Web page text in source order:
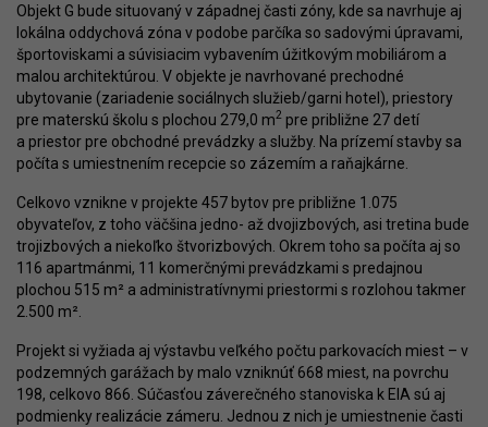
Objekt G bude situovaný v západnej časti zóny, kde sa navrhuje aj
lokálna oddychová zóna v podobe parčíka so sadovými úpravami,
športoviskami a súvisiacim vybavením úžitkovým mobiliárom a
malou architektúrou. V objekte je navrhované prechodné
ubytovanie (zariadenie sociálnych služieb/garni hotel), priestory
pre materskú školu s plochou 279,0 m2 pre približne 27 detí
a priestor pre obchodné prevádzky a služby. Na prízemí stavby sa
počíta s umiestnením recepcie so zázemím a raňajkárne.
Celkovo vznikne v projekte 457 bytov pre približne 1.075
obyvateľov, z toho väčšina jedno- až dvojizbových, asi tretina bude
trojizbových a niekoľko štvorizbových. Okrem toho sa počíta aj so
116 apartmánmi, 11 komerčnými prevádzkami s predajnou
plochou 515 m² a administratívnymi priestormi s rozlohou takmer
2.500 m².
Projekt si vyžiada aj výstavbu veľkého počtu parkovacích miest – v
podzemných garážach by malo vzniknúť 668 miest, na povrchu
198, celkovo 866. Súčasťou záverečného stanoviska k EIA sú aj
podmienky realizácie zámeru. Jednou z nich je umiestnenie časti